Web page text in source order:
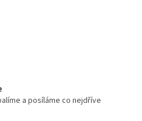
a posíláme co nejdříve